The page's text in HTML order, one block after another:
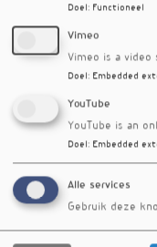
Trefwoorden
preventie
Doel : Functioneel
Vimeo
Vimeo is a video
Doel : Embedded
YouTube
YouTube is an
Doel : Embedded
Alle services
Gebruik deze